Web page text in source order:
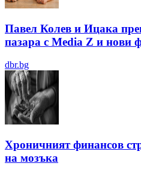
Павел Колев и Ицака
пазара с Media Z и нови
dbr.bg
Хроничният финансов
на мозъка